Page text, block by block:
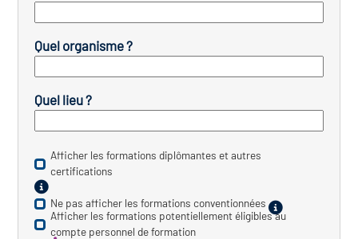
des transitions
de construction)
des secteurs(en
construction)
Quel organisme ?
Quel lieu ?
Afficher les formations diplômantes et autres
certifications
Ne pas afficher les formations conventionnées
Afficher les formations potentiellement éligibles au
compte personnel de formation